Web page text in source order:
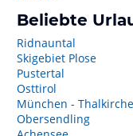
Beliebte
Ridnauntal
Skigebiet Plose
Pustertal
Osttirol
München -
Obersendling